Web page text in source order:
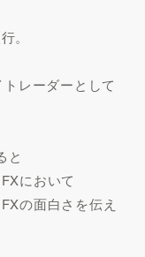
。
レーダーとして
と
において
の面白さを伝え